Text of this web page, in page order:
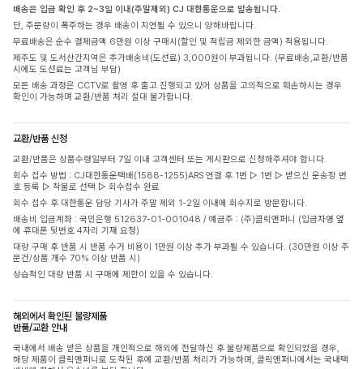
배송은 입금 확인 후 2~3일 이내(주말제외) CJ 대한통운으로 발송됩니다.
단, 주문량이 폭주하는 경우 배송이 지연될 수 있으니 양해바랍니다.
무료배송은 순수 결제금액 6만원 이상 구매시(할인 및 적립금 제외한 금액) 적용됩니다.
제주도 및 도서산간지역은 추가배송비(도선료) 3,000원이 부과됩니다. (무료배송,교환/반품
시에도 도선료는 고객님 부담)
모든 배송 과정은 CCTV로 촬영 후 출고 진행되고 있어 상품을 고의적으로 훼손하시는 경우
확인이 가능하며 교환/반품 처리 절대 불가합니다.
교환/반품 신청
교환/반품은 상품수령일부터 7일 이내 고객센터 또는 게시판으로 신청해주셔야 합니다.
회수 접수 방법 : CJ대한통운택배(1588-1255)ARS 연결 후 1번 ▷ 1번 ▷ 받으신 운송장 번
호 등록 ▷ 착불로 선택 ▷ 회수접수 완료
회수 접수 후 대한통운 담당 기사가 주말 제외 1-2일 이내에 회수지로 방문합니다.
배송비 입금계좌 : 국민은행 512637-01-001048 / 예금주 : (주)클릭앤퍼니 (입금자명 옆
에 휴대폰 뒷번호 4자리 기재 요청)
대량 구매 후 반품 시 반품 수거 비용이 1만원 이상 추가 부과될 수 있습니다. (30만원 이상 주
문건/상품 개수 70% 이상 반품 시)
상습적인 대량 반품 시 구매에 제한이 있을 수 있습니다.
해외에서 확인된 불량제품
반품/교환 안내
국내에서 배송 받은 상품을 개인적으로 해외에 전달하신 후 불량제품으로 확인되었을 경우,
해당 제품이 클릭앤퍼니로 도착된 후에 교환/반품 처리가 가능하며, 클릭앤퍼니에서는 국내택